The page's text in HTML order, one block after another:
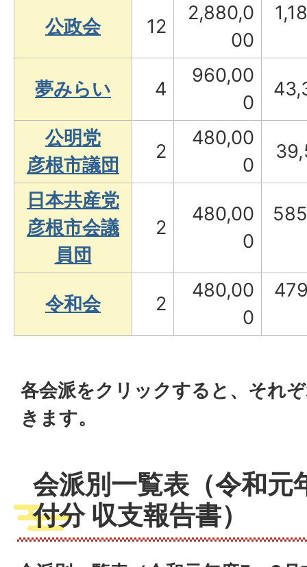
公政会 12
2,880,0
00
夢みらい 4
960,00
0
公明党
彦根市議団
2
480,00
0
日本共産党
彦根市会議
員団
2
480,00
0
令和会 2
480,00
0
各会派をクリックすると、それ
きます。
会派別一覧表（令和元
付分 収支報告書）